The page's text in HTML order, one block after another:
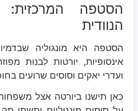
הסטפה
הנוודית
הסטפה היא מונגוליה
אינסופיות, יורטות לבנות
ועדרי יאקים וסוסים שרועים
כאן תישנו ביורטה אצל